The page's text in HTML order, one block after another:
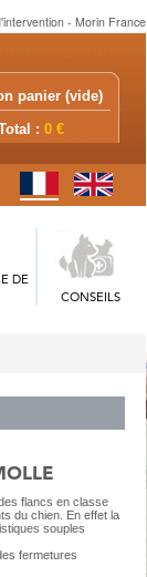
- Morin France
panier (vide)
: 0 €
DE
CONSEILS
flancs en classe
du chien. En effet la
souples
fermetures